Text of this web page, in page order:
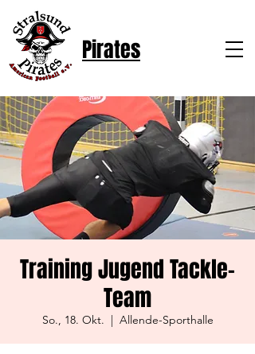
Pirates
Training Jugend Tackle-
Team
So., 18. Okt.
  |
Allende-Sporthalle